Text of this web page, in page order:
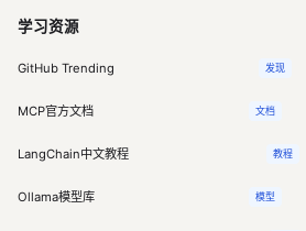
学习资源
GitHub Trending 发现
MCP官方文档 文档
LangChain中文教程 教程
Ollama模型库 模型